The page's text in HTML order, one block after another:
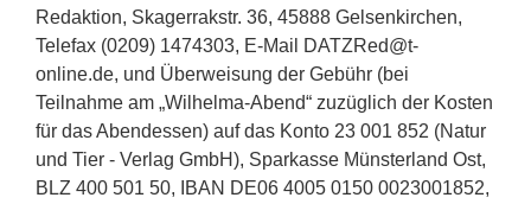
Redaktion, Skagerrakstr. 36, 45888 Gelsenkirchen,
Telefax (0209) 1474303, E-Mail DATZRed@t-
online.de, und Überweisung der Gebühr (bei
Teilnahme am „Wilhelma-Abend“ zuzüglich der Kosten
für das Abendessen) auf das Konto 23 001 852 (Natur
und Tier - Verlag GmbH), Sparkasse Münsterland Ost,
BLZ 400 501 50, IBAN DE06 4005 0150 0023001852,